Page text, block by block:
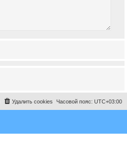
Часовой пояс: UTC+03:00
Удалить cookies